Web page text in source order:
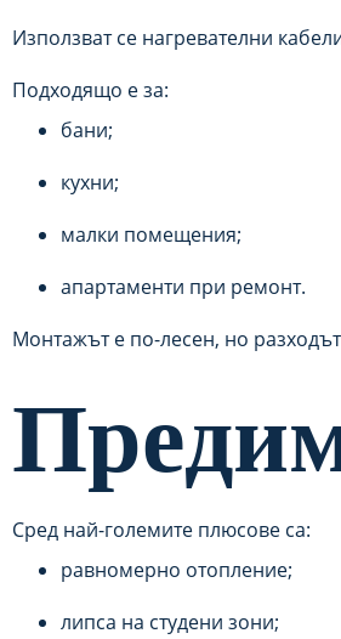
Използват се нагревателни
Подходящо е за:
бани;
кухни;
малки помещения;
апартаменти при ремонт.
Монтажът е по-лесен, но
Сред най-големите плюсове са:
равномерно отопление;
липса на студени зони;